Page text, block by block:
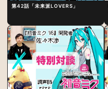
第42話「未来派LOVERS」